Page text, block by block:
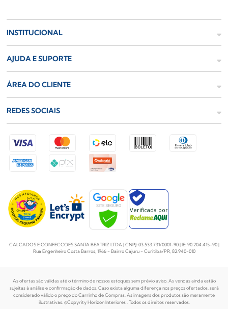
INSTITUCIONAL
AJUDA E SUPORTE
ÁREA DO CLIENTE
REDES SOCIAIS
Verificada por
CALCADOS E CONFECCOES SANTA BEATRIZ LTDA | CNPJ: 03.533.731/0001-90 | IE: 90.204.415-90 |
Rua Engenheiro Costa Barros, 1966 - Bairro Cajuru - Curitiba/PR, 82.940-010
As ofertas são válidas até o término de nossos estoques sem prévio aviso. As vendas ainda estão
sujeitas à análise e confirmação de dados. Caso exista alguma diferença nos preçosofertados, será
considerado válido o preço do Carrinho de Compras. As imagens dos produtos são meramente
ilustrativas. ©Copyrity Horizon Interiores . Todos os direitos reservados.